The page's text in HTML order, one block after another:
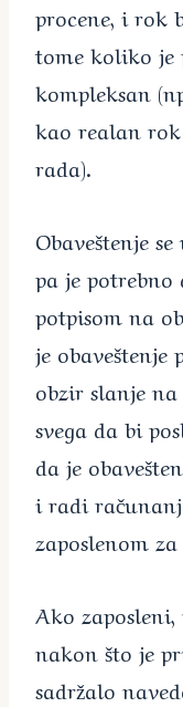
procene, i rok
tome koliko je
kompleksan
kao realan
rada).
Obaveštenje
pa je potrebno
potpisom na
je
obzir slanje
svega da bi
da je
i radi
zaposlenom
Ako
nakon što je
sadržalo